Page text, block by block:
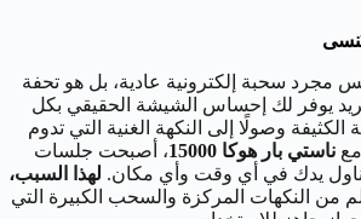
مجرد سحبة إلكترونية عادية، بل هو تحفة
يوفر لك إحساس الشيشة الحقيقي بكل
وصولًا إلى النكهة الغنية التي تدوم
مع ناستي بار هوكا 15000
، أصبحت جلسات
يدك في أي وقت وأي مكان. لهذا السبب،
من النكهات المركزة والسحب الكبيرة التي